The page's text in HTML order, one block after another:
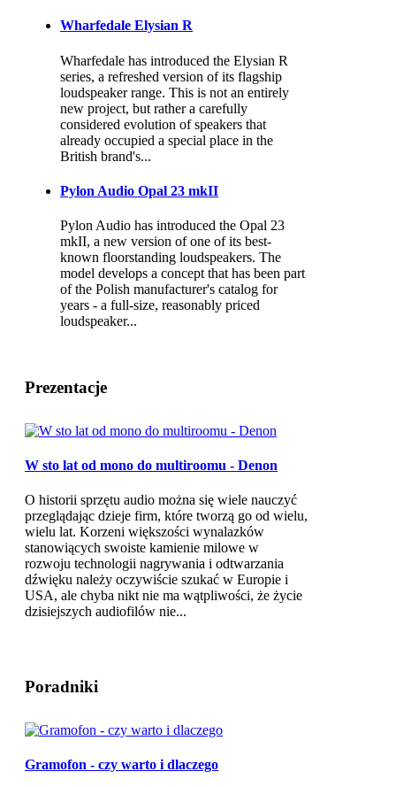
Wharfedale Elysian R
Wharfedale has introduced the Elysian R
series, a refreshed version of its flagship
loudspeaker range. This is not an entirely
new project, but rather a carefully
considered evolution of speakers that
already occupied a special place in the
British brand's...
Pylon Audio Opal 23 mkII
Pylon Audio has introduced the Opal 23
mkII, a new version of one of its best-
known floorstanding loudspeakers. The
model develops a concept that has been part
of the Polish manufacturer's catalog for
years - a full-size, reasonably priced
loudspeaker...
Prezentacje
W sto lat od mono do multiroomu - Denon
O historii sprzętu audio można się wiele nauczyć
przeglądając dzieje firm, które tworzą go od wielu,
wielu lat. Korzeni większości wynalazków
stanowiących swoiste kamienie milowe w
rozwoju technologii nagrywania i odtwarzania
dźwięku należy oczywiście szukać w Europie i
USA, ale chyba nikt nie ma wątpliwości, że życie
dzisiejszych audiofilów nie...
Poradniki
Gramofon - czy warto i dlaczego